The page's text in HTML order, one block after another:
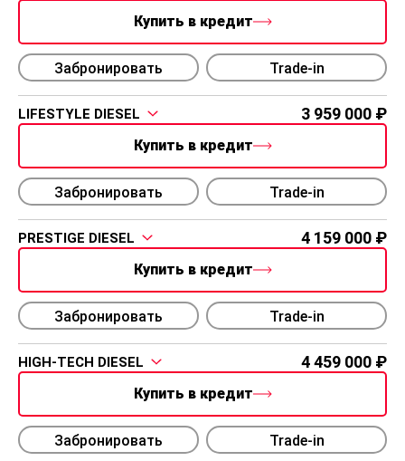
Купить в кредит
Забронировать Trade-in
LIFESTYLE DIESEL 3 959 000
Купить в кредит
Забронировать Trade-in
PRESTIGE DIESEL 4 159 000
Купить в кредит
Забронировать Trade-in
HIGH-TECH DIESEL 4 459 000
Купить в кредит
Забронировать Trade-in